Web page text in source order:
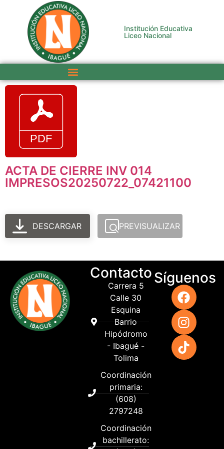
Institución Educativa
Liceo Nacional
ACTA DE CIERRE INV 014
IMPRESOS20250722_07421100
DESCARGAR PREVISUALIZAR
Contacto
Carrera 5
Calle 30
Esquina
Barrio
Hipódromo
- Ibagué -
Tolima
Coordinación
primaria:
(608)
2797248
Coordinación
bachillerato:
Síguenos